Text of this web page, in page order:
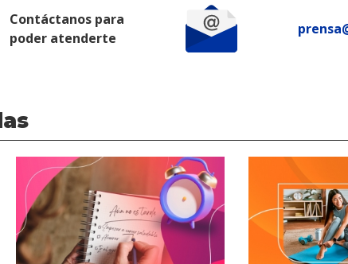
Contáctanos para
poder atenderte